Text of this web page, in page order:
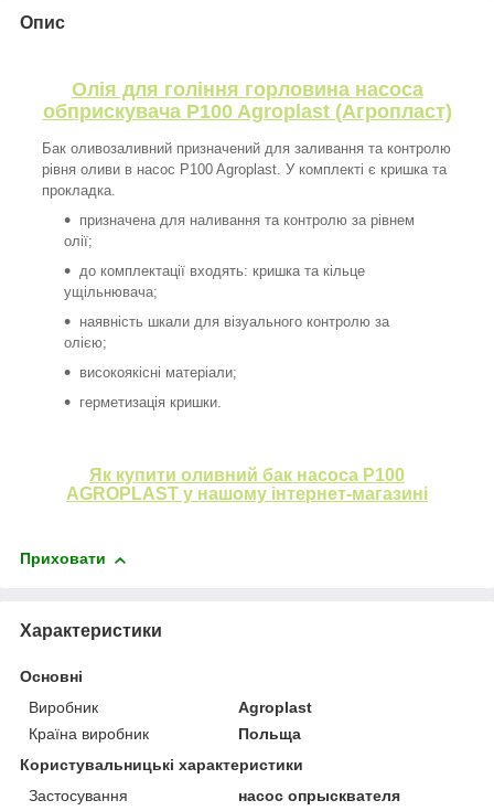
Опис
Олія для гоління горловина насоса
обприскувача P100 Agroplast (Агропласт)
Бак оливозаливний призначений для заливання та контролю
рівня оливи в насос P100 Agroplast. У комплекті є кришка та
прокладка.
призначена для наливання та контролю за рівнем
олії;
до комплектації входять: кришка та кільце
ущільнювача;
наявність шкали для візуального контролю за
олією;
високоякісні матеріали;
герметизація кришки.
Як купити оливний бак насоса P100
AGROPLAST у нашому інтернет-магазині
Приховати
Характеристики
Основні
Виробник
Agroplast
Країна виробник
Польща
Користувальницькі характеристики
Застосування
насос опрысквателя